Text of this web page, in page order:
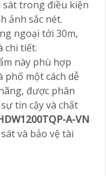
sát trong điều kiện
ảnh sắc nét.
ngoại tới 30m,
chi tiết.
này phù hợp
phố một cách dễ
được phân
tin cậy và chất
A-VN
và bảo vệ tài